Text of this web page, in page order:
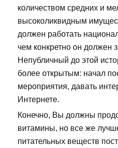
количеством средних и
высоколиквидным
должен работать
чем конкретно он должен
Непубличный до этой
более открытым: начал
мероприятия, давать
Интернете.
Конечно, Вы должны
витамины, но все же
питательных веществ